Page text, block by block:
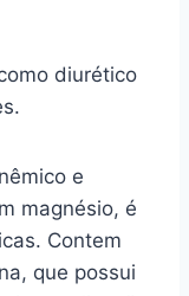
diurético
e
magnésio, é
Contem
que possui